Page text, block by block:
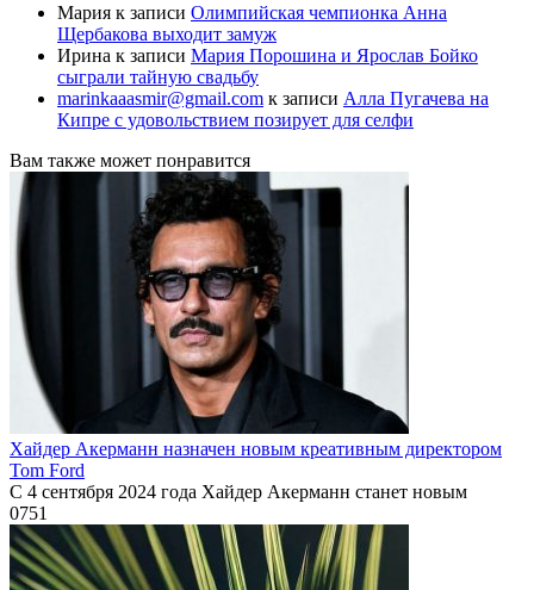
Мария к записи Олимпийская чемпионка Анна
Щербакова выходит замуж
Ирина к записи Мария Порошина и Ярослав Бойко
сыграли тайную свадьбу
marinkaaasmir@gmail.com к записи Алла Пугачева на
Кипре с удовольствием позирует для селфи
Вам также может понравится
Хайдер Акерманн назначен новым креативным директором
Tom Ford
С 4 сентября 2024 года Хайдер Акерманн станет новым
0751